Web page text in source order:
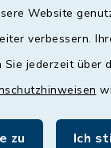
Website
verbessern.
jederzeit über
zu Ich
und 13:00 -
Uhr